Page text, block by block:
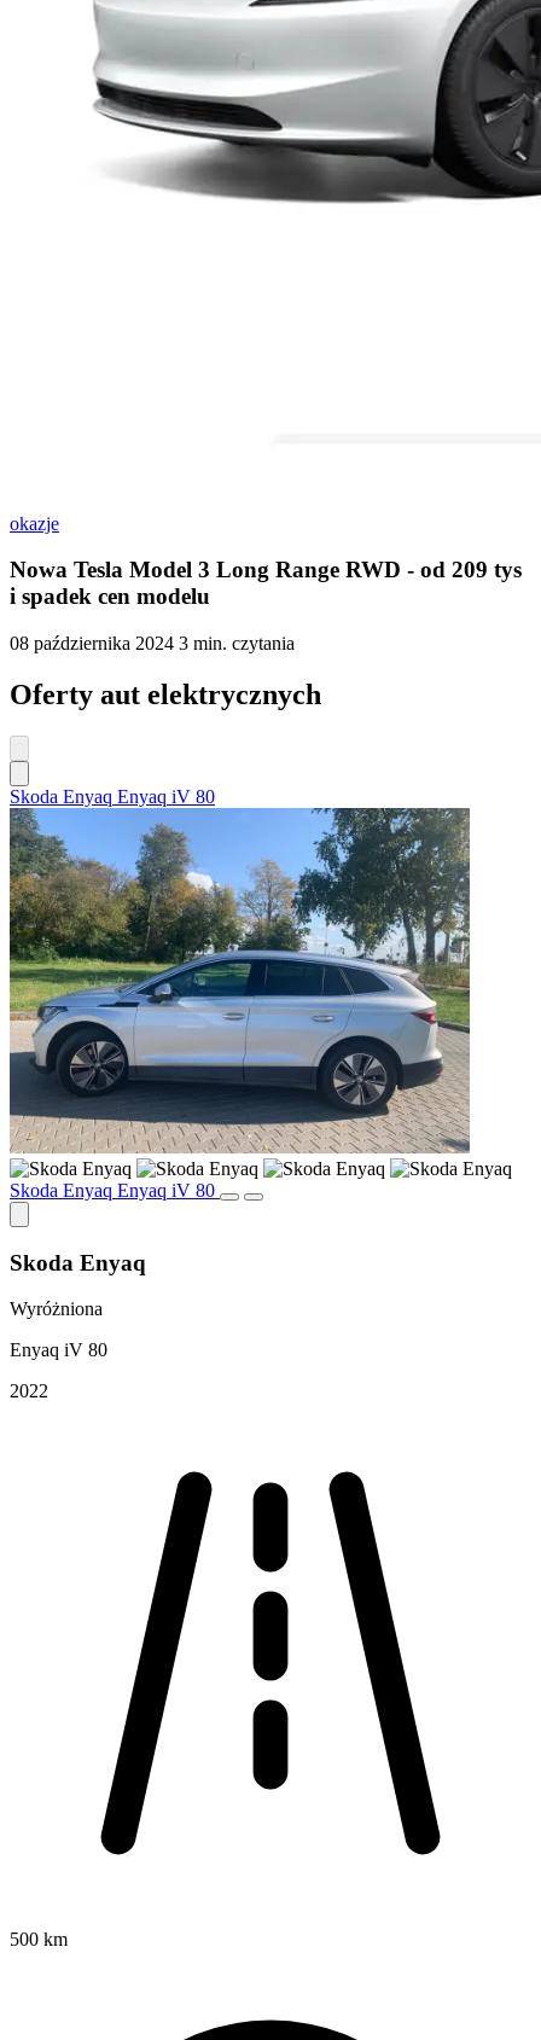
okazje
Nowa Tesla Model 3 Long Range RWD - od 209 tys
i spadek cen modelu
08 października 2024 3 min. czytania
Oferty aut elektrycznych
Skoda Enyaq Enyaq iV 80
Skoda Enyaq Enyaq iV 80
Skoda Enyaq
Wyróżniona
Enyaq iV 80
2022
500 km